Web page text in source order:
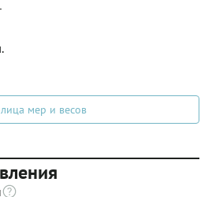
мер и весов